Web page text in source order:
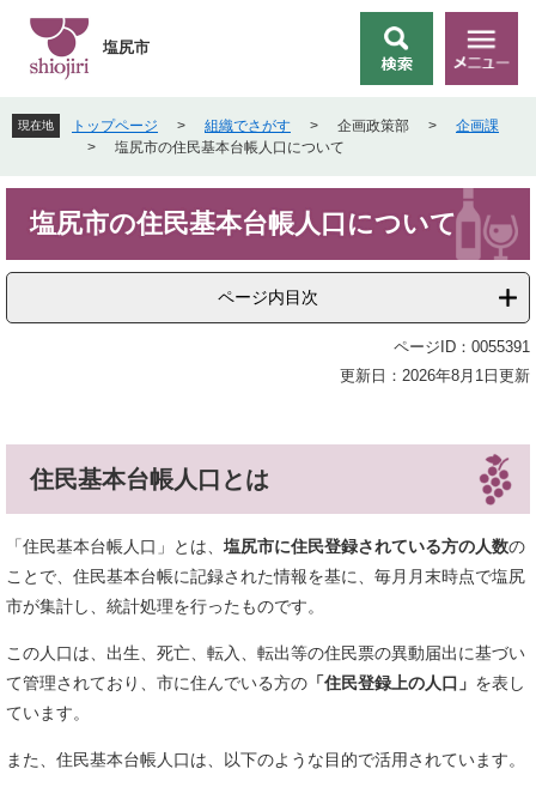
先
頭
す
を
飛
し
文
索
メ
ニ
ー
塩尻市
現在地 トップページ > 組織でさがす > 企画政策部 >
企画課
>
塩尻市の住民基本台帳人口について
塩尻市の住民基本台帳人口について
ページ内目次
ページID：0055391
更新日：2026年8月1日更新
住民基本台帳人口とは
「住民基本台帳人口」とは、 塩尻市に住民登録されている方の人数の
ことで、住民基本台帳に記録された情報を基に、毎月月末時点で塩尻
市が集計し、統計処理を行ったものです。
この人口は、出生、死亡、転入、転出等の住民票の異動届出に基づい
て管理されており、市に住んでいる方の 「住民登録上の人口」 を表し
ています。
また、住民基本台帳人口は、以下のような目的で活用されています。